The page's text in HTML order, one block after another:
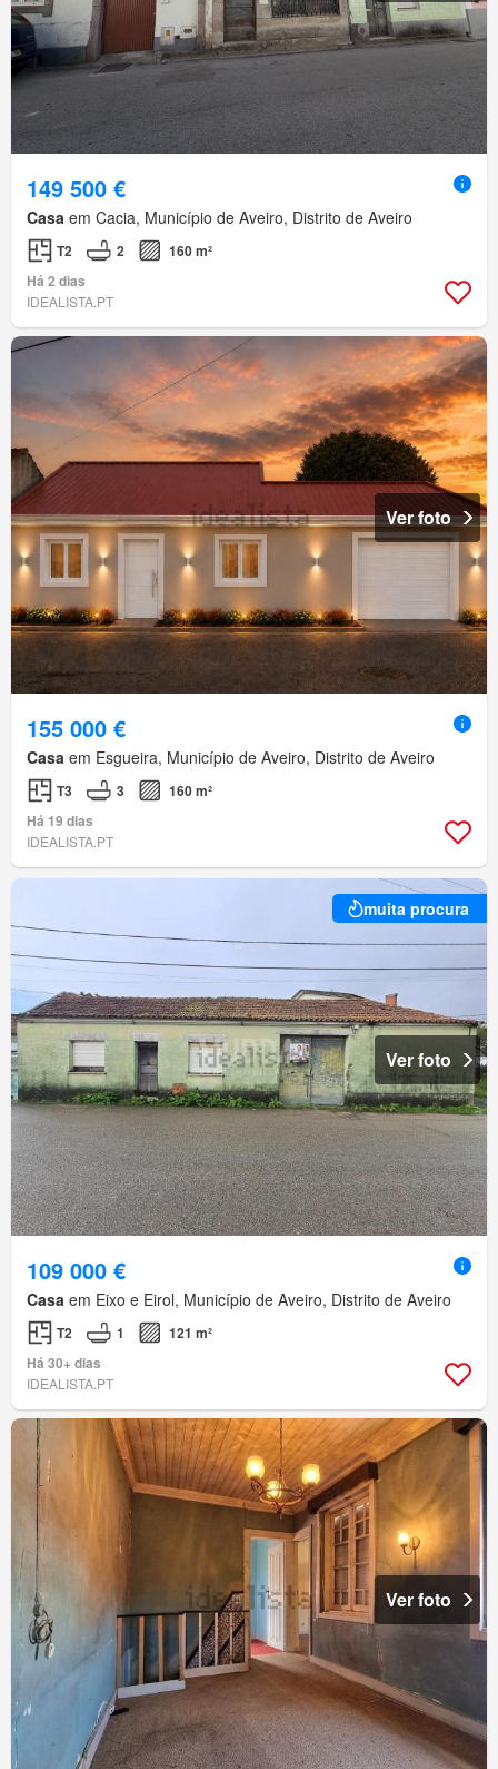
149 500 €
Casa em Cacia, Município de Aveiro, Distrito de Aveiro
T2 2
160 m²
Há 2 dias
IDEALISTA.PT
Ver foto
155 000 €
Casa em Esgueira, Município de Aveiro, Distrito de Aveiro
T3 3
160 m²
Há 19 dias
IDEALISTA.PT
muita procura
Ver foto
109 000 €
Casa em Eixo e Eirol, Município de Aveiro, Distrito de Aveiro
T2 1
121 m²
Há 30+ dias
IDEALISTA.PT
Ver foto